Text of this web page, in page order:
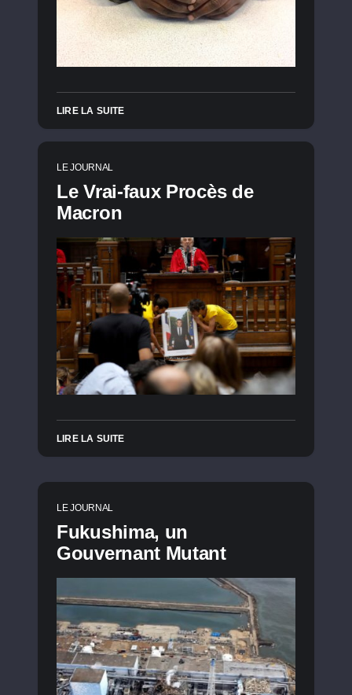
LIRE LA SUITE
LE JOURNAL
Le Vrai-faux Procès de
Macron
LIRE LA SUITE
LE JOURNAL
Fukushima, un
Gouvernant Mutant